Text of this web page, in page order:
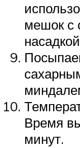
мешок с
Время
минут.